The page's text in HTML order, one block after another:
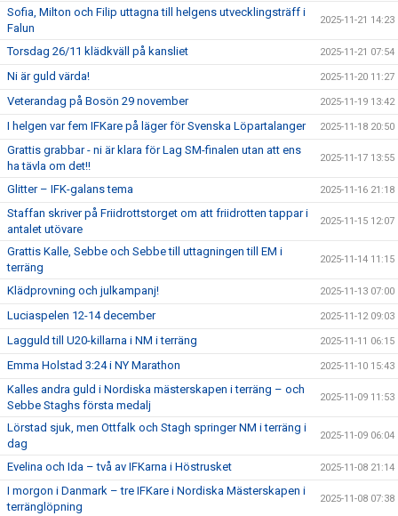
Sofia, Milton och Filip uttagna till helgens utvecklingsträff i
Falun
2025-11-21 14:23
Torsdag 26/11 klädkväll på kansliet 2025-11-21 07:54
Ni är guld värda! 2025-11-20 11:27
Veterandag på Bosön 29 november 2025-11-19 13:42
I helgen var fem IFKare på läger för Svenska Löpartalanger 2025-11-18 20:50
Grattis grabbar - ni är klara för Lag SM-finalen utan att ens
ha tävla om det!!
2025-11-17 13:55
Glitter – IFK-galans tema 2025-11-16 21:18
Staffan skriver på Friidrottstorget om att friidrotten tappar i
antalet utövare
2025-11-15 12:07
Grattis Kalle, Sebbe och Sebbe till uttagningen till EM i
terräng
2025-11-14 11:15
Klädprovning och julkampanj! 2025-11-13 07:00
Luciaspelen 12-14 december 2025-11-12 09:03
Lagguld till U20-killarna i NM i terräng 2025-11-11 06:15
Emma Holstad 3:24 i NY Marathon 2025-11-10 15:43
Kalles andra guld i Nordiska mästerskapen i terräng – och
Sebbe Staghs första medalj
2025-11-09 11:53
Lörstad sjuk, men Ottfalk och Stagh springer NM i terräng i
dag
2025-11-09 06:04
Evelina och Ida – två av IFKarna i Höstrusket 2025-11-08 21:14
I morgon i Danmark – tre IFKare i Nordiska Mästerskapen i
terränglöpning
2025-11-08 07:38